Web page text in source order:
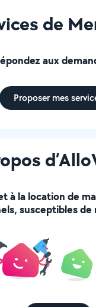
de
aux
Proposer mes
la location de
susceptibles de